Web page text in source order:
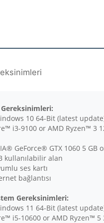
10 64-Bit (latest
i3-9100 or AMD Ryzen™ 3
GeForce® GTX 1060 5
kullanılabilir alan
ses kartı
bağlantısı
Gereksinimleri:
11 64-Bit (latest
i5-10600 or AMD Ryzen™ 5